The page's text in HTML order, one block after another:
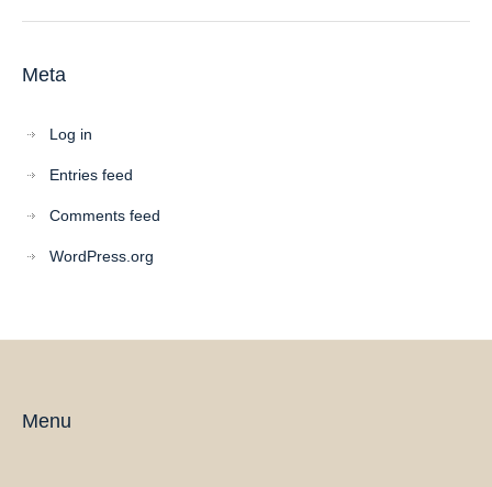
Meta
Log in
Entries feed
Comments feed
WordPress.org
Menu